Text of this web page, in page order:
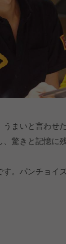
まいと言わせ
、驚きと記憶に
。パンチョイ